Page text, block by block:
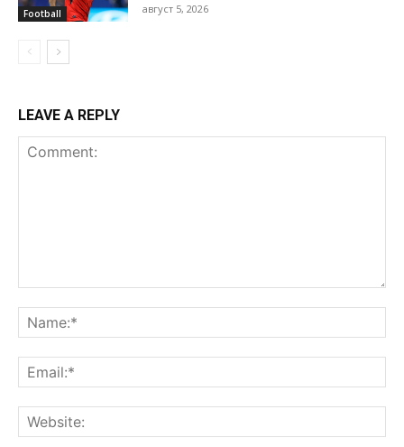
Football август 5, 2026
LEAVE A REPLY